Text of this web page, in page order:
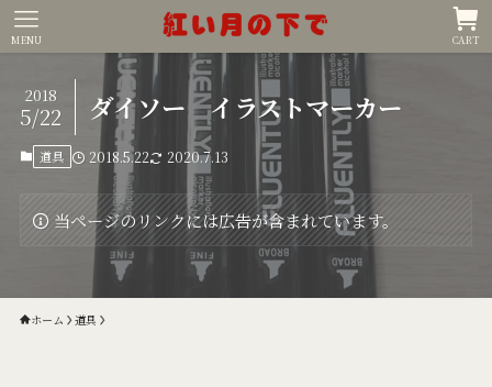
CART
MENU
ダイソー イラストマーカー
2018
5/22
道具 2018.5.22 2020.7.13
当ページのリンクには広告が含まれています。
ホーム 道具